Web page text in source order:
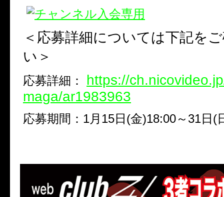
＜応募詳細については下記を
い＞
応募詳細：
https://
maga/ar1983963
応募期間： 1月 15日 (金)18:00～ 31日 (